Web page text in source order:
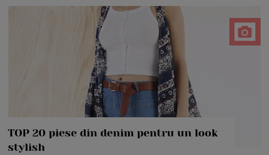
TOP 20 piese din denim pentru un look
stylish